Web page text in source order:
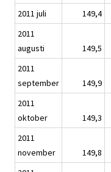
2011 juli
149,4
2011
augusti
149,5
2011
september
149,9
2011
oktober
149,3
2011
november
149,8